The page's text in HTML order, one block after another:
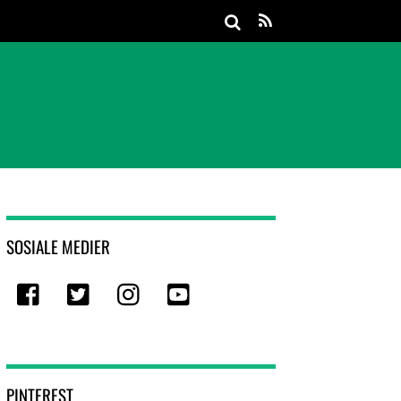
SOSIALE MEDIER
Facebook Twitter Instagram
PINTEREST